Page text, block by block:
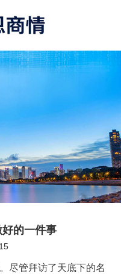
的一件事
尽管拜访了天底下的名